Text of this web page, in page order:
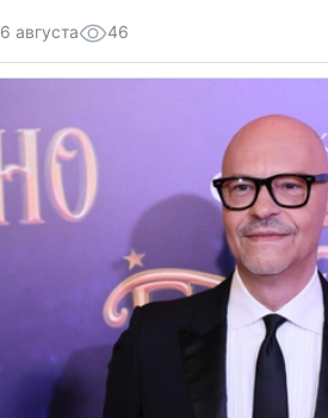
6 августа 46